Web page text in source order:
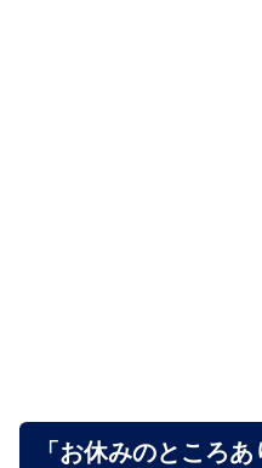
「お休みのところ